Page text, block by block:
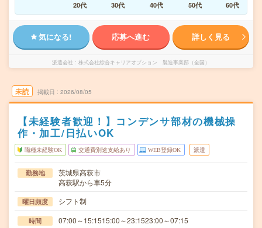
20代
30代 40代 50代 60代
気になる! 応募へ進む 詳しく見る
派遣会社 株式会社綜合キャリアオプション 製造事業部（全国）
未読 掲載日 2026/08/05
【未経験者歓迎！】コンデンサ部材の機械操
作・加工/日払いOK
職種未経験OK 交通費別途支給あり WEB登録OK 派遣
勤務地
茨城県高萩市
高萩駅から車5分
曜日頻度 シフト制
時間 07:00～15:1515:00～23:1523:00～07:15